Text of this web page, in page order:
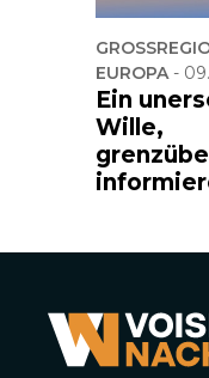
EUROPA-
Ein
Wille,